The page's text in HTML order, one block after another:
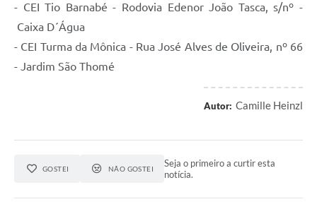
- CEI Tio Barnabé - Rodovia Edenor João Tasca, s/nº -
Caixa D´Água
- CEI Turma da Mônica - Rua José Alves de Oliveira, nº 66
- Jardim São Thomé
Autor: Camille Heinzl
GOSTEI NÃO GOSTEI
Seja o primeiro a curtir esta
notícia.